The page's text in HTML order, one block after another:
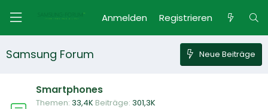
Anmelden Registrieren
Samsung Forum Neue Beiträge
Smartphones
Themen 33,4K Beiträge 301,3K